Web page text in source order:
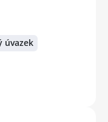
úvazek